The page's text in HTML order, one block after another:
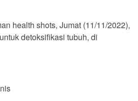
health shots, Jumat (11/11/2022),
detoksifikasi tubuh, di